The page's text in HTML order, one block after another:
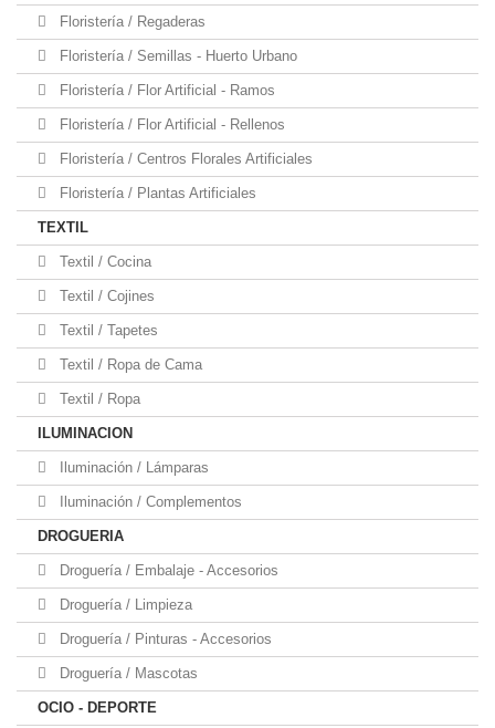
Floristería / Regaderas
Floristería / Semillas - Huerto Urbano
Floristería / Flor Artificial - Ramos
Floristería / Flor Artificial - Rellenos
Floristería / Centros Florales Artificiales
Floristería / Plantas Artificiales
TEXTIL
Textil / Cocina
Textil / Cojines
Textil / Tapetes
Textil / Ropa de Cama
Textil / Ropa
ILUMINACION
Iluminación / Lámparas
Iluminación / Complementos
DROGUERIA
Droguería / Embalaje - Accesorios
Droguería / Limpieza
Droguería / Pinturas - Accesorios
Droguería / Mascotas
OCIO - DEPORTE